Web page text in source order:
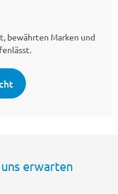
bewährten Marken und
erwarten